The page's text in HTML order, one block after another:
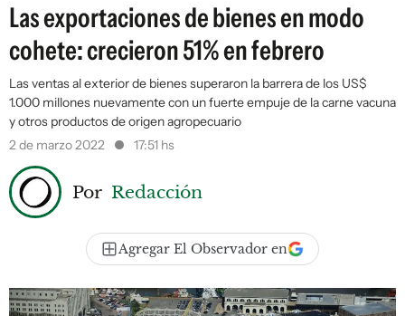
Las exportaciones de bienes en modo
cohete: crecieron 51% en febrero
Las ventas al exterior de bienes superaron la barrera de los US$
1.000 millones nuevamente con un fuerte empuje de la carne vacuna
y otros productos de origen agropecuario
2 de marzo 2022
17:51 hs
Por Redacción
Agregar El Observador en